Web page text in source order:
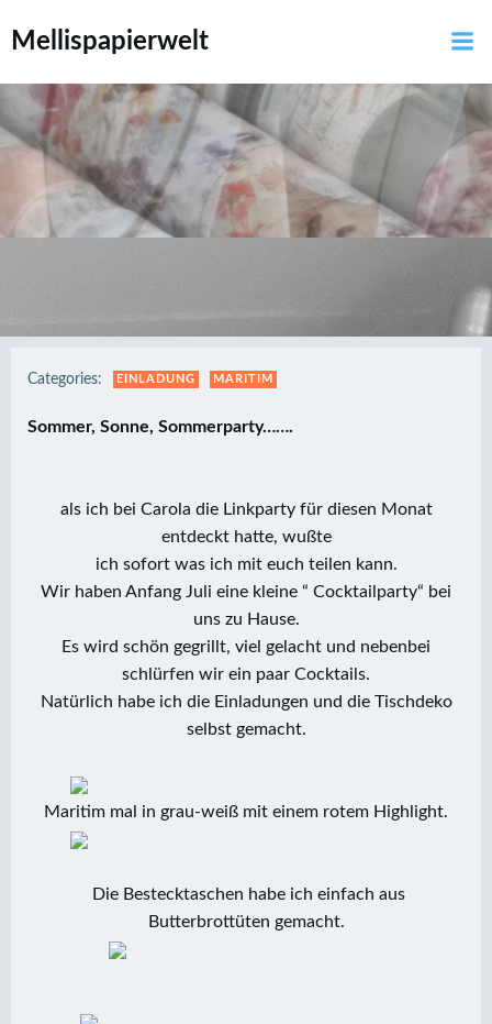
Mellispapierwelt
Categories: EINLADUNG MARITIM
Sommer, Sonne, Sommerparty…….
als ich bei Carola die Linkparty für diesen Monat
entdeckt hatte, wußte
ich sofort was ich mit euch teilen kann.
Wir haben Anfang Juli eine kleine “ Cocktailparty“ bei
uns zu Hause.
Es wird schön gegrillt, viel gelacht und nebenbei
schlürfen wir ein paar Cocktails.
Natürlich habe ich die Einladungen und die Tischdeko
selbst gemacht.
Maritim mal in grau-weiß mit einem rotem Highlight.
Die Bestecktaschen habe ich einfach aus
Butterbrottüten gemacht.